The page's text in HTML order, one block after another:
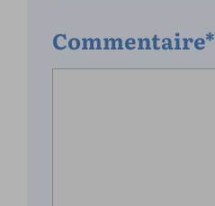
Commentaire*